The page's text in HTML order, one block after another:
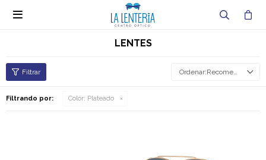

LENTES
Recomendados
Filtrando por: Color: Plateado